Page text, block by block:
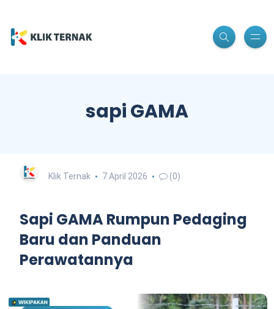
sapi GAMA
Klik Ternak 7 April 2026 (0)
Sapi GAMA Rumpun Pedaging
Baru dan Panduan
Perawatannya